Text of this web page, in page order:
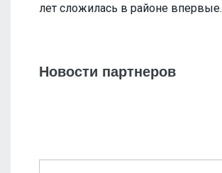
лет сложилась в районе впервые.
Новости партнеров